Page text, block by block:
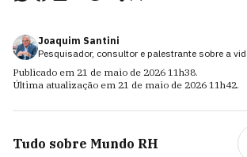
Joaquim Santini
Pesquisador, consultor e palestrante sobre a
Publicado em 21 de maio de 2026 11h38.
Última atualização em 21 de maio de 2026 11h42.
Tudo sobre Mundo RH